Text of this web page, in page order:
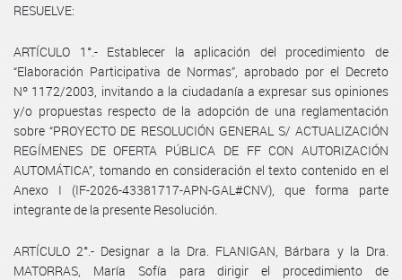
RESUELVE:
ARTÍCULO 1°.- Establecer la aplicación del procedimiento de
“Elaboración Participativa de Normas”, aprobado por el Decreto
Nº 1172/2003, invitando a la ciudadanía a expresar sus opiniones
y/o propuestas respecto de la adopción de una reglamentación
sobre “PROYECTO DE RESOLUCIÓN GENERAL S/ ACTUALIZACIÓN
REGÍMENES DE OFERTA PÚBLICA DE FF CON AUTORIZACIÓN
AUTOMÁTICA”, tomando en consideración el texto contenido en el
Anexo I (IF-2026-43381717-APN-GAL#CNV), que forma parte
integrante de la presente Resolución.
ARTÍCULO 2°.- Designar a la Dra. FLANIGAN, Bárbara y la Dra.
MATORRAS, María Sofía para dirigir el procedimiento de